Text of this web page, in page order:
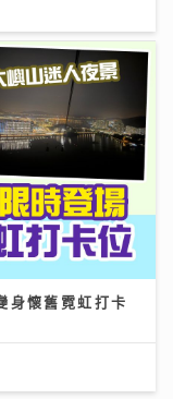
身懷舊霓虹打卡